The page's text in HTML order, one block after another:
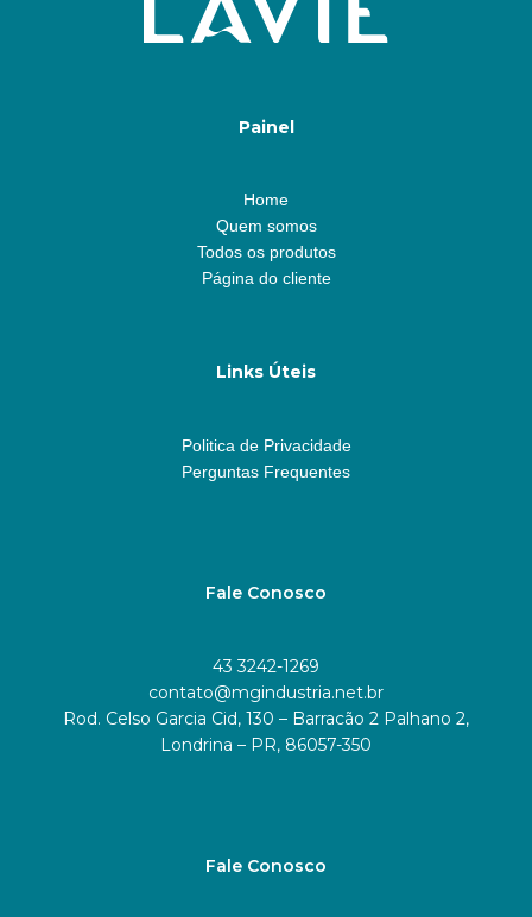
Painel
Home
Quem somos
Todos os produtos
Página do cliente
Links Úteis
Politica de Privacidade
Perguntas Frequentes
Fale Conosco
43 3242-1269
contato@mgindustria.net.br
Rod. Celso Garcia Cid, 130 – Barracão 2 Palhano 2,
Londrina – PR, 86057-350
Fale Conosco